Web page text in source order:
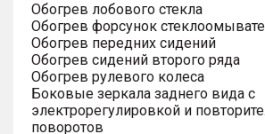
Обогрев лобового стекла
Обогрев форсунок
Обогрев передних сидений
Обогрев сидений второго ряда
Обогрев рулевого колеса
Боковые зеркала заднего вида с
электрорегулировкой и
поворотов